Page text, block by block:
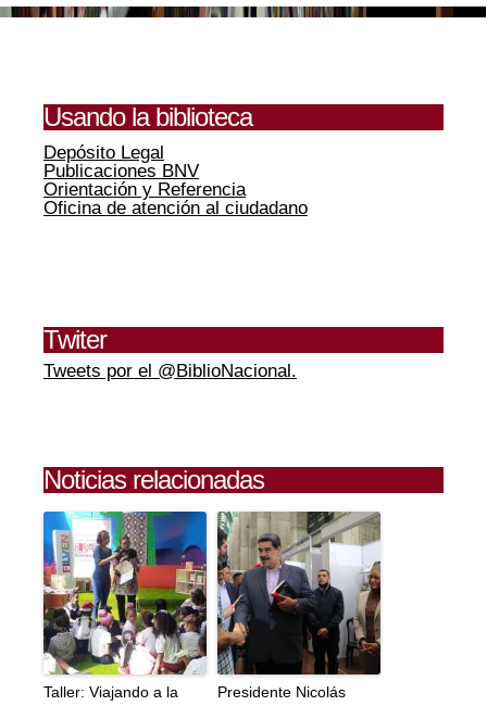
Usando la biblioteca
Depósito Legal
Publicaciones BNV
Orientación y Referencia
Oficina de atención al ciudadano
Twiter
Tweets por el @BiblioNacional.
Noticias relacionadas
Taller: Viajando a la
Presidente Nicolás